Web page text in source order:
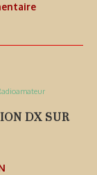
DX SUR